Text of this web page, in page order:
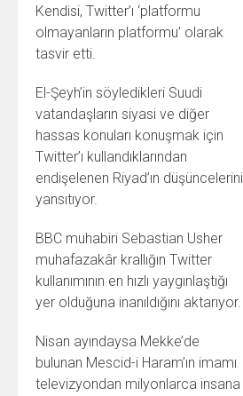
Kendisi, Twitter’ı ‘platformu
olmayanların platformu’ olarak
tasvir etti.
El-Şeyh’in söyledikleri Suudi
vatandaşların siyasi ve diğer
hassas konuları konuşmak için
Twitter’ı kullandıklarından
endişelenen Riyad’ın düşüncelerini
yansıtıyor.
BBC muhabiri Sebastian Usher
muhafazakâr krallığın Twitter
kullanımının en hızlı yaygınlaştığı
yer olduğuna inanıldığını aktarıyor.
Nisan ayındaysa Mekke’de
bulunan Mescid-i Haram’ın imamı
televizyondan milyonlarca insana